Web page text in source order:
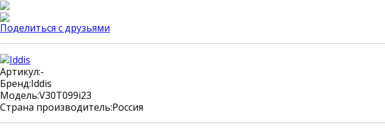
Поделиться с друзьями
Артикул:-
Бренд:Iddis
Модель:V30T099i23
Страна производитель:Россия